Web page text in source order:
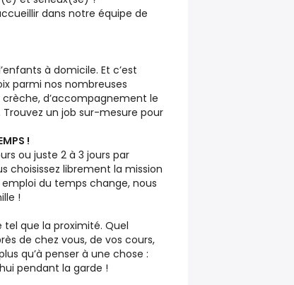
dans notre équipe de
à domicile. Et c’est
parmi nos nombreuses
crèche, d’accompagnement le
un job sur-mesure pour
!
ou juste 2 à 3 jours par
choisissez librement la mission
du temps change, nous
!
tel que la proximité. Quel
de chez vous, de vos cours,
qu’à penser à une chose :
pendant la garde !